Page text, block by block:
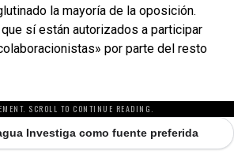
la mayoría de la oposición.
sí están autorizados a participar
por parte del resto
SCROLL TO CONTINUE READING.
Investiga como fuente preferida